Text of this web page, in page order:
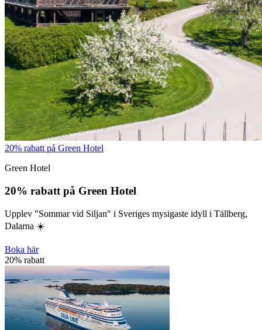
20% rabatt på Green Hotel
Green Hotel
20% rabatt på Green Hotel
Upplev "Sommar vid Siljan" i Sveriges mysigaste idyll i Tällberg,
Dalarna ☀️
Boka här
20% rabatt